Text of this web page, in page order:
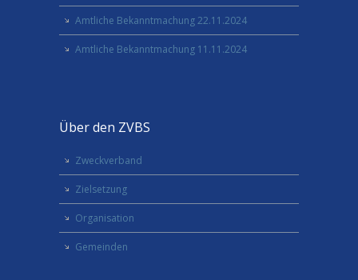
Amtliche Bekanntmachung 22.11.2024
Amtliche Bekanntmachung 11.11.2024
Über den ZVBS
Zweckverband
Zielsetzung
Organisation
Gemeinden